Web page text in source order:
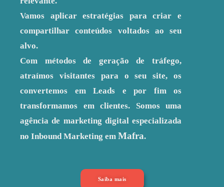
Vamos aplicar estratégias para criar e
compartilhar conteúdos voltados ao seu
alvo.
Com métodos de geração de tráfego,
atraímos visitantes para o seu site, os
convertemos em Leads e por fim os
transformamos em clientes. Somos uma
agência de marketing digital especializada
no Inbound Marketing em Mafra.
Saiba mais